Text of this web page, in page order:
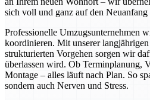
sich voll und ganz auf den
Professionelle Umzugsunternehmen
koordinieren. Mit unserer
strukturierten Vorgehen sorgen wir
überlassen wird. Ob Terminplanung,
Montage – alles läuft nach Plan. So
sondern auch Nerven und Stress.